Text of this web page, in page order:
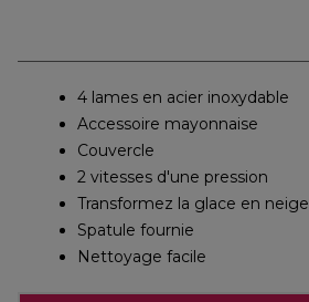
4 lames en acier inoxydable
Accessoire mayonnaise
Couvercle
2 vitesses d'une pression
Transformez la glace en neige
Spatule fournie
Nettoyage facile